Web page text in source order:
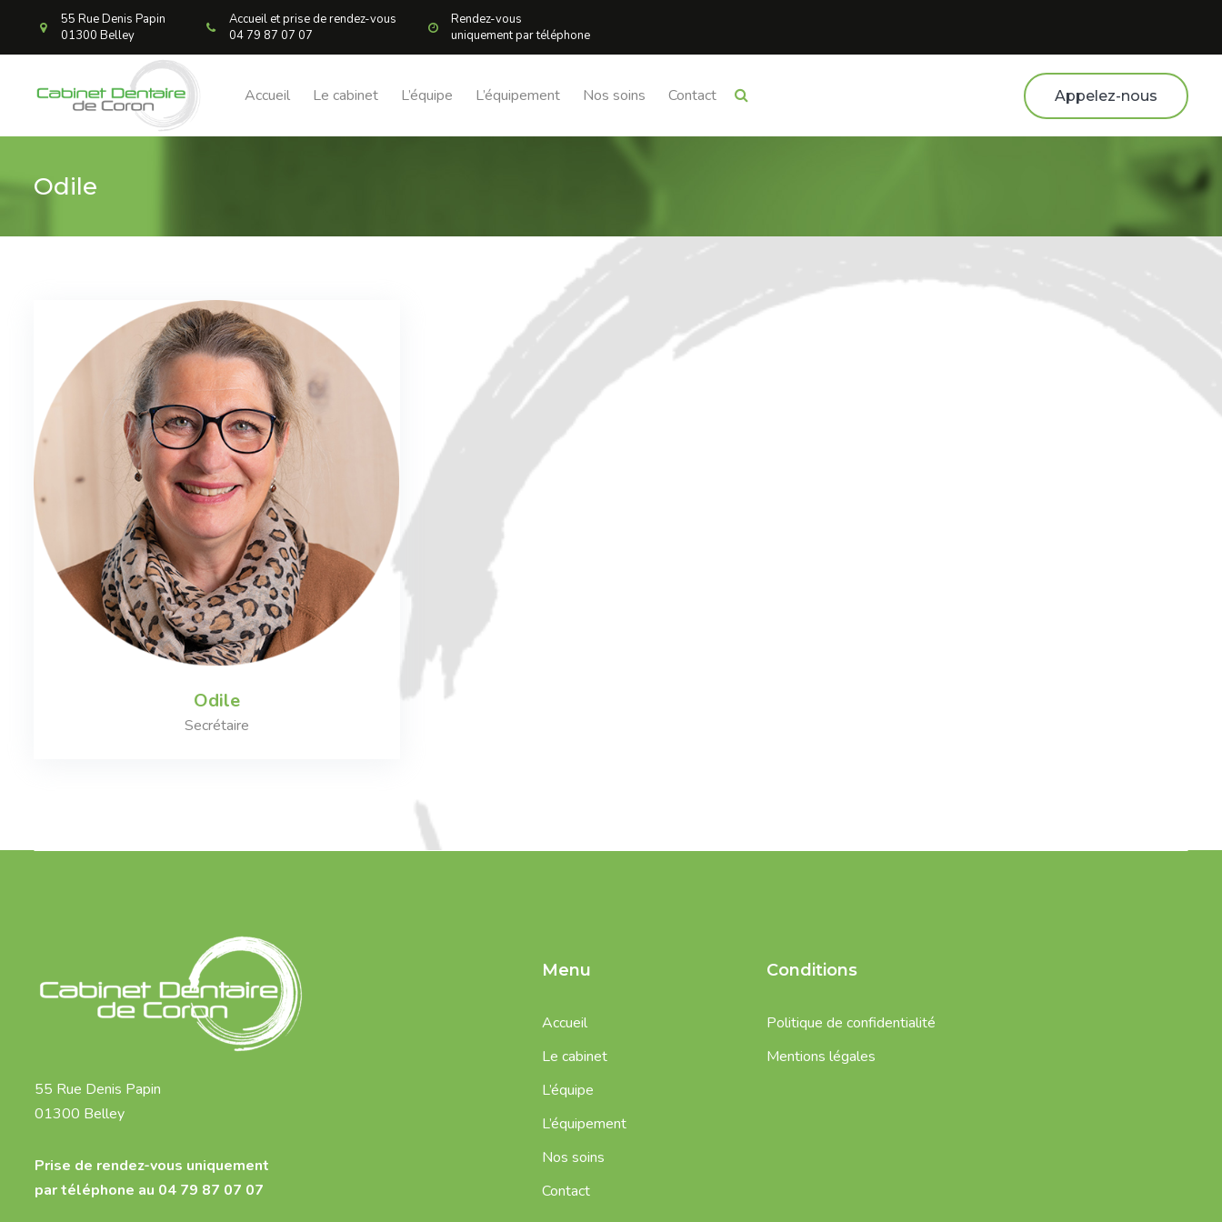
55 Rue Denis Papin
01300 Belley
Accueil et prise de rendez-vous
04 79 87 07 07
Rendez-vous
uniquement par téléphone
Accueil Le cabinet L’équipe L’équipement Nos soins Contact Appelez-nous
Odile
Odile
Secrétaire
55 Rue Denis Papin
01300 Belley
Prise de rendez-vous uniquement
par téléphone au 04 79 87 07 07
Menu
Accueil
Le cabinet
L’équipe
L’équipement
Nos soins
Contact
Conditions
Politique de confidentialité
Mentions légales